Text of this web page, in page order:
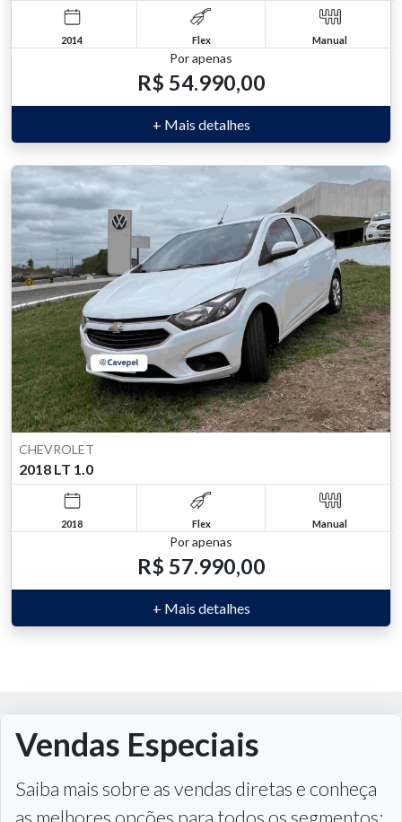
2014 Flex Manual
Por apenas
R$ 54.990,00
+ Mais detalhes
CHEVROLET
2018 LT 1.0
2018 Flex Manual
Por apenas
R$ 57.990,00
+ Mais detalhes
Consórcio
Entenda porque o consórcio é a opção mais
econômica e como a compra planejada vai te